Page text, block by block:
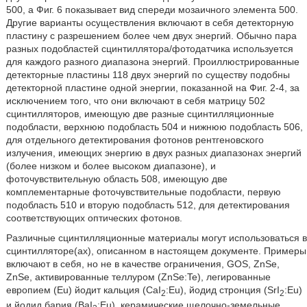
500, а Фиг. 6 показывает вид спереди мозаичного элемента 500.
Другие варианты осуществления включают в себя детекторную
пластину с разрешением более чем двух энергий. Обычно пара
разных подобластей сцинтиллятора/фотодатчика используется
для каждого разного диапазона энергий. Проиллюстрированные
детекторные пластины 118 двух энергий по существу подобны
детекторной пластине одной энергии, показанной на Фиг. 2-4, за
исключением того, что они включают в себя матрицу 502
сцинтилляторов, имеющую две разные сцинтилляционные
подобласти, верхнюю подобласть 504 и нижнюю подобласть 506,
для отдельного детектирования фотонов рентгеновского
излучения, имеющих энергию в двух разных диапазонах энергий
(более низком и более высоком диапазоне), и
фоточувствительную область 508, имеющую две
комплементарные фоточувствительные подобласти, первую
подобласть 510 и вторую подобласть 512, для детектирования
соответствующих оптических фотонов.
Различные сцинтилляционные материалы могут использоваться в
сцинтилляторе(ах), описанном в настоящем документе. Примеры
включают в себя, но не в качестве ограничения, GOS, ZnSe,
ZnSe, активированные теллуром (ZnSe:Te), легированные
европием (Eu) йодит кальция (CaI2:Eu), йодид стронция (SrI2:Eu)
и йодид бария (BaI :Eu), керамические щелочно-земельные